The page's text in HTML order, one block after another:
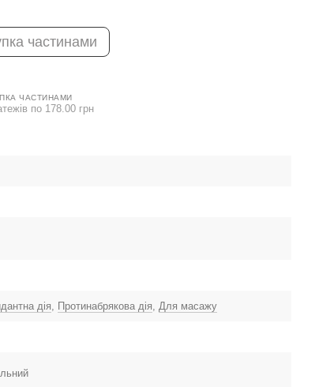
частинами
ЧАСТИНАМИ
по 178.00 грн
дія, Протинабрякова дія, Для масажу